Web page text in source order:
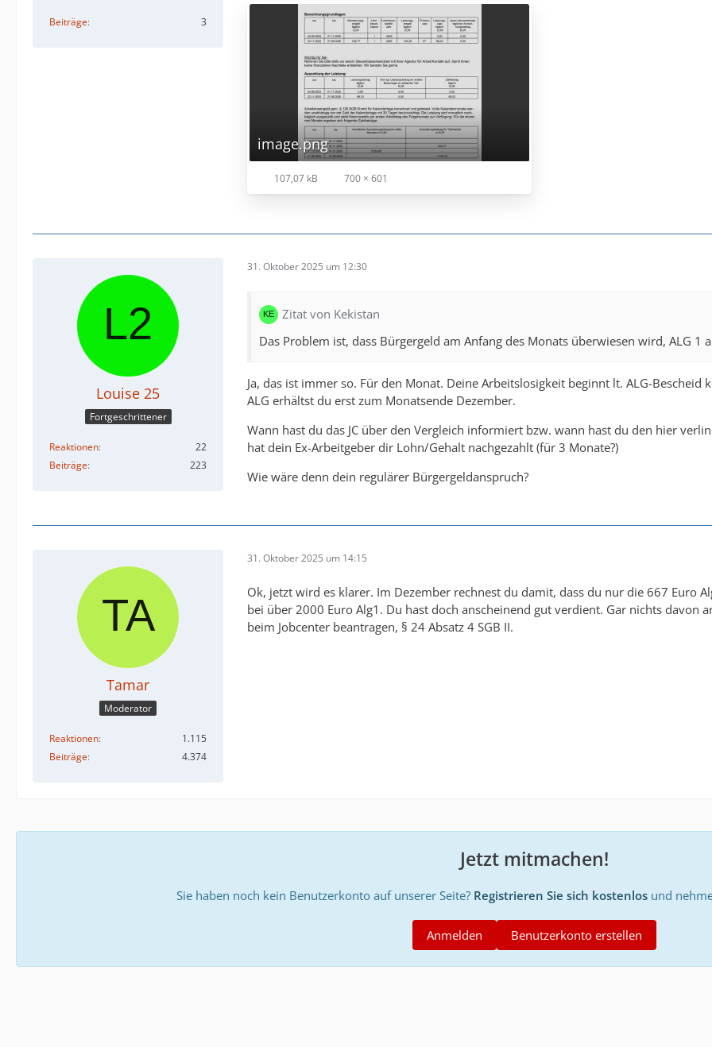
Beiträge 3
image.png
107,07 kB 700 × 601
Louise 25
Fortgeschrittener
Reaktionen
22
Beiträge
223
31. Oktober 2025 um 12:30
Zitat von Kekistan
Das Problem ist, dass Bürgergeld am Anfang des Monats überwiesen wird, ALG 1
Ja, das ist immer so. Für den Monat. Deine Arbeitslosigkeit beginnt lt. ALG-Bescheid
ALG erhältst du erst zum Monatsende Dezember.
Wann hast du das JC über den Vergleich informiert bzw. wann hast du den hier
hat dein Ex-Arbeitgeber dir Lohn/Gehalt nachgezahlt (für 3 Monate?)
Wie wäre denn dein regulärer Bürgergeldanspruch?
Tamar
Moderator
Reaktionen
1.115
Beiträge
4.374
31. Oktober 2025 um 14:15
Ok, jetzt wird es klarer. Im Dezember rechnest du damit, dass du nur die 667 Euro
bei über 2000 Euro Alg1. Du hast doch anscheinend gut verdient. Gar nichts davon
beim Jobcenter beantragen, § 24 Absatz 4 SGB II.
Jetzt mitmachen!
Sie haben noch kein Benutzerkonto auf unserer Seite? Registrieren Sie sich kostenlosund
Benutzerkonto erstellen
Anmelden